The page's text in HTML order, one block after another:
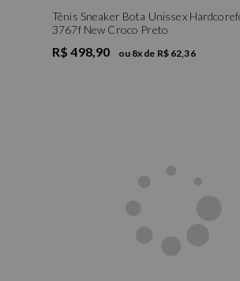
Tênis Sneaker Bota Unissex
3767f New Croco Preto
R$ 498,90 ou 8x de R$ 62,36